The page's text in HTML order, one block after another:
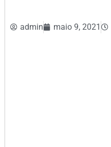
admin maio 9, 2021